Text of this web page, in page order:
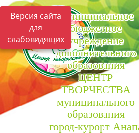
Версия сайта
для
слабовидящих
Муниципальное
бюджетное
учреждение
дополнительного
образования
ЦЕНТР
ТВОРЧЕСТВА
муниципального
образования
город-курорт